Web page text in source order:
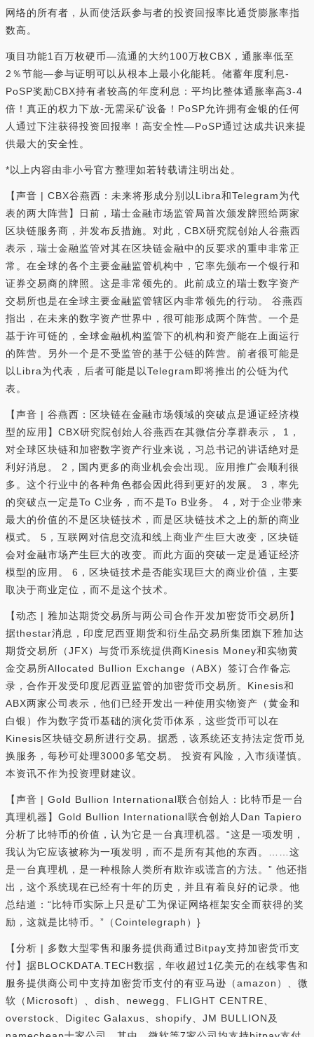
网络的所有者，从而使活跃参与者的投资回报率比通货膨胀率指
数高。
项目功能1百万枚硬币—流通的大约100万枚CBX，通胀率低至
2％节能—参与证明可以从根本上最小化能耗。储蓄年度利息-
PoSP奖励CBX持有者较高的年度利息：平均比整体通胀率高3-4
倍！真正的权力下放-无需采矿设备！PoSP允许拥有金银的任何
人通过下注获得投资回报率！高安全性—PoSP通过达成共识来提
供最大的安全性。
*以上内容由非小号官方整理如若转载请注明出处。
【声音 | CBX谷燕西：未来将形成分别以Libra和Telegram为代
表的两大阵营】日前，瑞士金融市场监管局首次颁发牌照给两家
区块链服务商，并发布反措施。对此，CBX研究院创始人谷燕西
表示，瑞士金融监管对其在区块链金融中的反要求的重申非常正
常。在全球的各个主要金融监管机构中，它率先颁布一个银行和
证券交易商的牌照。这是非常领先的。此前成立的瑞士数字资产
交易所也是在全球主要金融监管辖区内非常领先的行动。 谷燕西
指出，在未来的数字资产世界中，很可能形成两个阵营。一个是
基于许可链的，全球金融机构监管下的机构和资产能在上面运行
的阵营。另外一个是不受监管的基于公链的阵营。前者很可能是
以Libra为代表，后者可能是以Telegram即将推出的公链为代
表。
【声音 | 谷燕西：区块链在金融市场领域的突破点是通证经济模
型的应用】CBX研究院创始人谷燕西在其微信分享群表示， 1，
对全球区块链和加密数字资产行业来说，习总书记的讲话绝对是
利好消息。 2，国内更多的商业机会会出现。应用推广会顺利很
多。这个行业中的各种角色都会因此得到更好的发展。 3，率先
的突破点一定是To C业务，而不是To B业务。 4，对于企业带来
最大的价值的不是区块链技术，而是区块链技术之上的新的商业
模式。 5，互联网对信息交流和线上商业产生巨大改变，区块链
会对金融市场产生巨大的改变。而此方面的突破一定是通证经济
模型的应用。 6，区块链技术是否能实现巨大的商业价值，主要
取决于商业定位，而不是这个技术。
【动态 | 雅加达期货交易所与两公司合作开发加密货币交易所】
据thestar消息，印度尼西亚期货和衍生品交易所集团旗下雅加达
期货交易所（JFX）与货币系统提供商Kinesis Money和实物黄
金交易所Allocated Bullion Exchange（ABX）签订合作备忘
录，合作开发受印度尼西亚监管的加密货币交易所。Kinesis和
ABX两家公司表示，他们已经开发出一种使用实物资产（黄金和
白银）作为数字货币基础的演化货币体系，这些货币可以在
Kinesis区块链交易所进行交易。据悉，该系统还支持法定货币兑
换服务，每秒可处理3000多笔交易。 投资有风险，入市须谨慎。
本资讯不作为投资理财建议。
【声音 | Gold Bullion International联合创始人：比特币是一台
真理机器】Gold Bullion International联合创始人Dan Tapiero
分析了比特币的价值，认为它是一台真理机器。“这是一项发明，
我认为它应该被称为一项发明，而不是所有其他的东西。……这
是一台真理机，是一种根除人类所有欺诈或谎言的方法。” 他还指
出，这个系统现在已经有十年的历史，并且有着良好的记录。他
总结道：“比特币实际上只是矿工为保证网络框架安全而获得的奖
励，这就是比特币。”（Cointelegraph）}
【分析 | 多数大型零售和服务提供商通过Bitpay支持加密货币支
付】据BLOCKDATA.TECH数据，年收超过1亿美元的在线零售和
服务提供商公司中支持加密货币支付的有亚马逊（amazon）、微
软（Microsoft）、dish、newegg、FLIGHT CENTRE、
overstock、Digitec Galaxus、shopify、JM BULLION及